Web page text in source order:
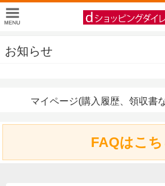
お知らせ
マイページ(購入履歴、領収書
FAQはこち